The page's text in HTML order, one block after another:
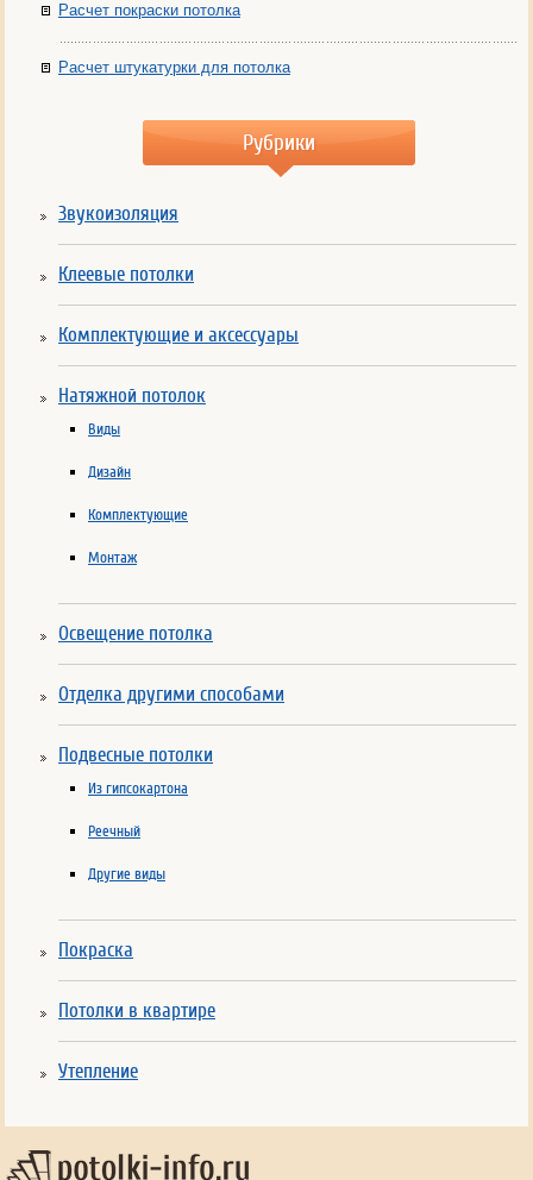
Расчет покраски потолка
Расчет штукатурки для потолка
Рубрики
Звукоизоляция
Клеевые потолки
Комплектующие и аксессуары
Натяжной потолок
Виды
Дизайн
Комплектующие
Монтаж
Освещение потолка
Отделка другими способами
Подвесные потолки
Из гипсокартона
Реечный
Другие виды
Покраска
Потолки в квартире
Утепление